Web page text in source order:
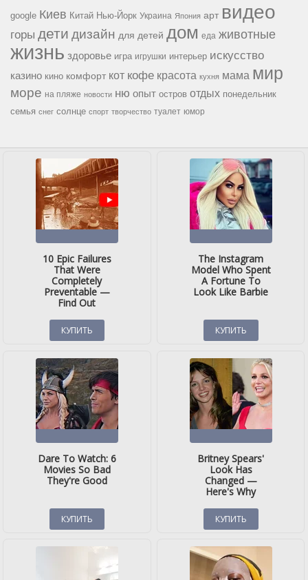
google Киев Китай Нью-Йорк Украина Япония арт видео
горы дети дизайн для детей дом еда животные
жизнь здоровье игра игрушки интерьер искусство
казино кино комфорт кот кофе красота кухня мама мир
море на пляже новости ню опыт остров отдых понедельник
семья снег солнце спорт творчество туалет юмор